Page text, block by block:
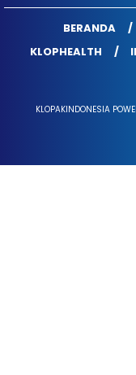
BERANDA
KLOPHEALTH
KLOPAKINDONESIA